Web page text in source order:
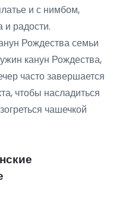
и с нимбом,
и радости.
Рождества семьи
канун Рождества,
часто завершается
чтобы насладиться
чашечкой